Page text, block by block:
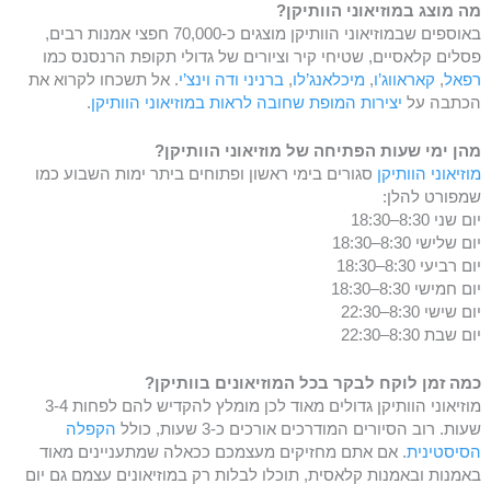
מה מוצג במוזיאוני הוותיקן?
באוספים שבמוזיאוני הוותיקן מוצגים כ-70,000 חפצי אמנות רבים,
פסלים קלאסיים, שטיחי קיר וציורים של גדולי תקופת הרנסנס כמו
רפאל, קאראווג’ו, מיכלאנג’לו, ברניני ודה וינצ’י. אל תשכחו לקרוא את
הכתבה על יצירות המופת שחובה לראות במוזיאוני הוותיקן.
מהן ימי שעות הפתיחה של מוזיאוני הוותיקן?
מוזיאוני הוותיקן סגורים בימי ראשון ופתוחים ביתר ימות השבוע כמו
שמפורט להלן:
יום שני 8:30–18:30
יום שלישי 8:30–18:30
יום רביעי 8:30–18:30
יום חמישי 8:30–18:30
יום שישי 8:30–22:30
יום שבת 8:30–22:30
כמה זמן לוקח לבקר בכל המוזיאונים בוותיקן?
מוזיאוני הוותיקן גדולים מאוד לכן מומלץ להקדיש להם לפחות 3-4
שעות. רוב הסיורים המודרכים אורכים כ-3 שעות, כולל
הקפלה
הסיסטינית. אם אתם מחזיקים מעצמכם ככאלה שמתעניינים מאוד
באמנות ובאמנות קלאסית, תוכלו לבלות רק במוזיאונים עצמם גם יום